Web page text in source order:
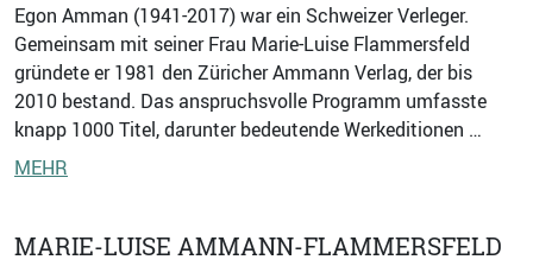
Egon Amman (1941-2017) war ein Schweizer Verleger.
Gemeinsam mit seiner Frau Marie-Luise Flammersfeld
gründete er 1981 den Züricher Ammann Verlag, der bis
2010 bestand. Das anspruchsvolle Programm umfasste
knapp 1000 Titel, darunter bedeutende Werkeditionen …
MEHR
MARIE-LUISE AMMANN-FLAMMERSFELD